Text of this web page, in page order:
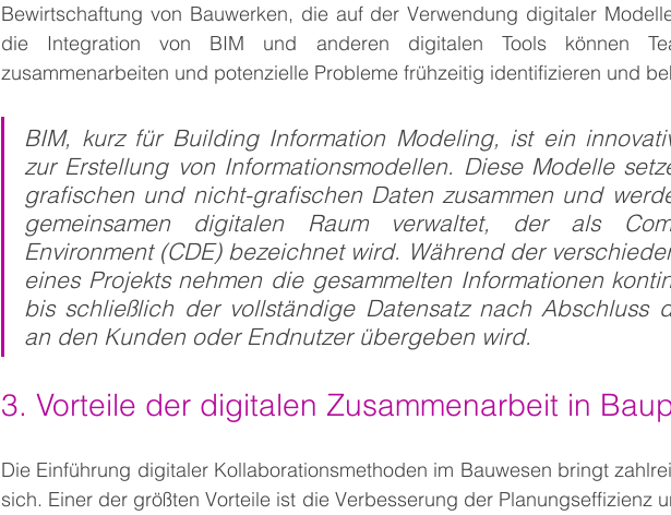
Bewirtschaftung von Bauwerken, die auf der Verwendung digitaler
die Integration von BIM und anderen digitalen Tools können
zusammenarbeiten und potenzielle Probleme frühzeitig identifizieren und
BIM, kurz für Building Information Modeling, ist ein
zur Erstellung von Informationsmodellen. Diese Modelle
grafischen und nicht-grafischen Daten zusammen und
gemeinsamen digitalen Raum verwaltet, der als
Environment (CDE) bezeichnet wird. Während der
eines Projekts nehmen die gesammelten Informationen
bis schließlich der vollständige Datensatz nach Abschluss
an den Kunden oder Endnutzer übergeben wird.
3. Vorteile der digitalen Zusammenarbeit in
Die Einführung digitaler Kollaborationsmethoden im Bauwesen bringt
sich. Einer der größten Vorteile ist die Verbesserung der Planungseffizienz